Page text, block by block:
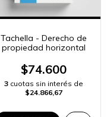
Tachella - Derecho de
propiedad horizontal
$74.600
3 cuotas sin interés de
$24.866,67